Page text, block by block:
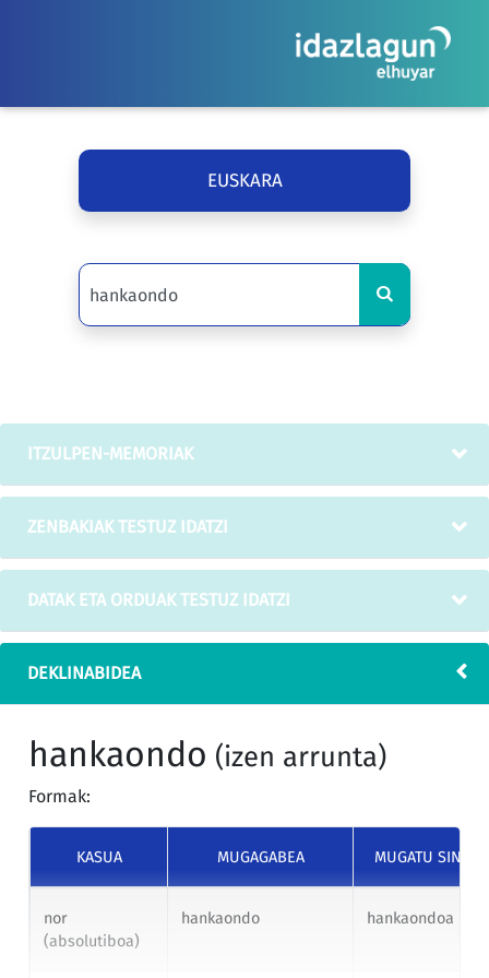
EUSKARA
ITZULPEN-MEMORIAK
ZENBAKIAK TESTUZ IDATZI
DATAK ETA ORDUAK TESTUZ IDATZI
DEKLINABIDEA
hankaondo (izen arrunta)
Formak:
KASUA MUGAGABEA MUGATU
nor
(absolutiboa)
hankaondo hankaondoa